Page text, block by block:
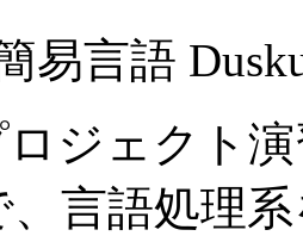
易言語
ロジェクト
言語処理